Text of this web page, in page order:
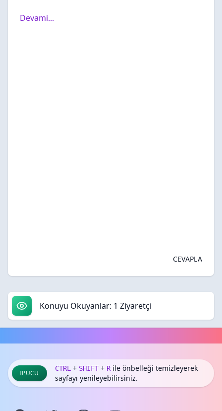
Devami...
CEVAPLA
Konuyu Okuyanlar: 1 Ziyaretçi
İPUCU
CTRL + SHIFT + Rile önbelleği temizleyerek
sayfayı yenileyebilirsiniz.